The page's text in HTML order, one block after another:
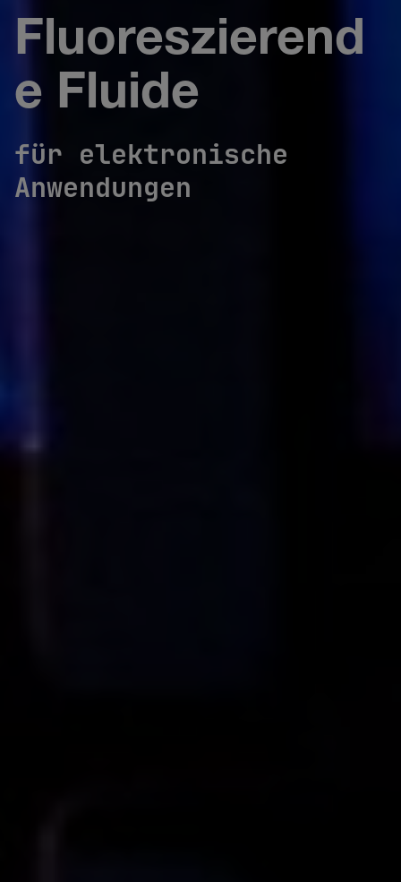
Fluoreszierend
e Fluide
für elektronische
Anwendungen